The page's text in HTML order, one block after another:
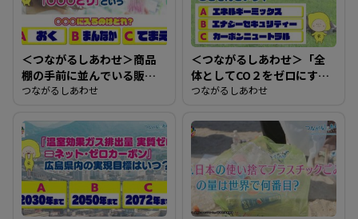
＜つながるしあわせ＞商品
棚の手前に並んでいる販売
期限が近い商品を選ぶこと
○○○に入るのはどれ？
つながるしあわせ
＜つながるしあわせ＞「全
体としてCO２をゼロにす
る」ことを何という？
つながるしあわせ